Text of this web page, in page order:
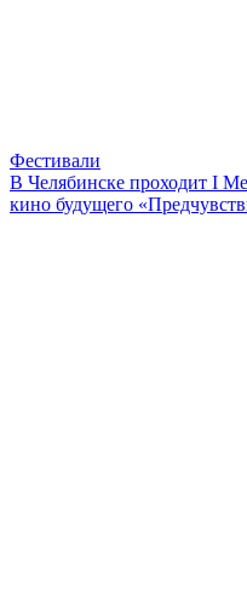
Фестивали
В Челябинске проходит I
кино будущего